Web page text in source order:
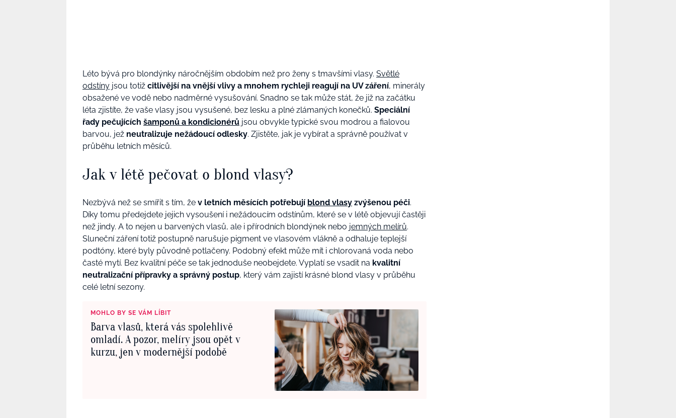
Léto bývá pro blondýnky náročnějším obdobím než pro ženy s tmavšími vlasy. Světlé
odstíny jsou totiž citlivější na vnější vlivy a mnohem rychleji reagují na UV záření, minerály
obsažené ve vodě nebo nadměrné vysušování. Snadno se tak může stát, že již na začátku
léta zjistíte, že vaše vlasy jsou vysušené, bez lesku a plné zlámaných konečků. Speciální
řady pečujících šamponů a kondicionérů jsou obvykle typické svou modrou a fialovou
barvou, jež neutralizuje nežádoucí odlesky. Zjistěte, jak je vybírat a správně používat v
průběhu letních měsíců.
Jak v létě pečovat o blond vlasy?
Nezbývá než se smířit s tím, že v letních měsících potřebují blond vlasy zvýšenou péči.
Díky tomu předejdete jejich vysoušení i nežádoucím odstínům, které se v létě objevují častěji
než jindy. A to nejen u barvených vlasů, ale i přírodních blondýnek nebo jemných melírů.
Sluneční záření totiž postupně narušuje pigment ve vlasovém vlákně a odhaluje teplejší
podtóny, které byly původně potlačeny. Podobný efekt může mít i chlorovaná voda nebo
časté mytí. Bez kvalitní péče se tak jednoduše neobejdete. Vyplatí se vsadit na kvalitní
neutralizační přípravky a správný postup, který vám zajistí krásné blond vlasy v průběhu
celé letní sezony.
MOHLO BY SE VÁM LÍBIT
Barva vlasů, která vás spolehlivě
omladí. A pozor, melíry jsou opět v
kurzu, jen v modernější podobě